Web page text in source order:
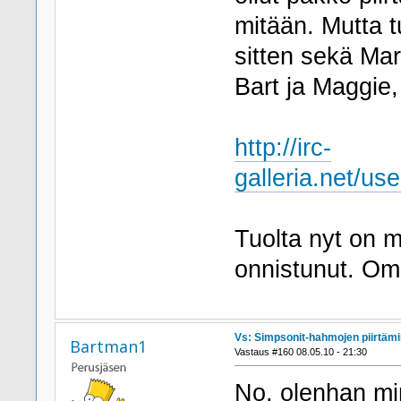
mitään. Mutta
sitten sekä
Bart ja
http://irc-
galleria.net/
Tuolta nyt on
onnistunut.
Bartman1 Vs: Simpsonit-hahmojen
Vastaus #160 08.05.10 - 21:30
No, olenhan